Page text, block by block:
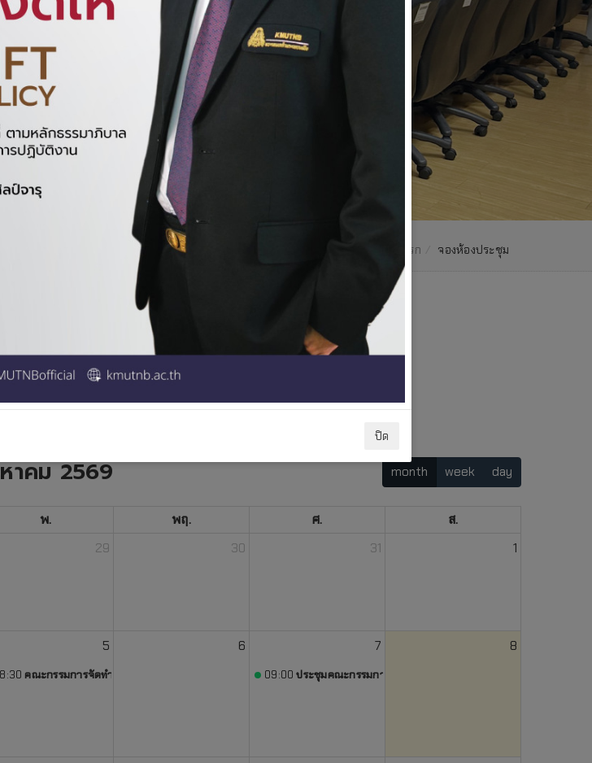
หน้าแรก จองห้องประชุม
ำนักงานอธิการบดี
งค์ มจพ. สำหรับบุคลากร และนักศึกษาจัดประชุมในวาระต่าง ๆ
าคม 2569 month week day
พ. พฤ. ศ.
ส.
29 30 31 1
นพัสดุ)
วยการกองงานพัสดุ (ห้องประชุมกองงานพัสดุ)
ดุ)
5
คณะกรรมการจัดทำแผนฯ 14 (ห้องประชุมกองงานพัสดุ)
6 7
09:00 ประชุมคณะกรรมการจัดทำแผนฯ 14 ของมหาวิทยาลัย (ห้องประชุ
8
ปิด